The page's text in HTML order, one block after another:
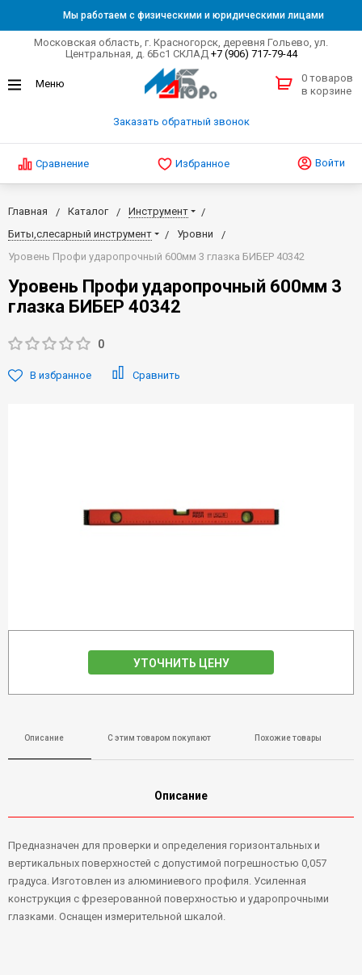
Мы работаем с физическими и юридическими лицами
Московская область, г. Красногорск, деревня Гольево, ул.
Центральная, д. 6Бс1 СКЛАД +7 (906) 717-79-44
Заказать обратный звонок
0 товаров
в корзине
Сравнение Избранное Войти
Главная Каталог
Инструмент
Биты,слесарный инструмент
Уровни
Уровень Профи ударопрочный 600мм 3 глазка БИБЕР 40342
Уровень Профи ударопрочный 600мм 3
глазка БИБЕР 40342
0
В избранное Сравнить
УТОЧНИТЬ ЦЕНУ
Описание С этим товаром покупают Похожие товары
Описание
Предназначен для проверки и определения горизонтальных и
вертикальных поверхностей с допустимой погрешностью 0,057
градуса. Изготовлен из алюминиевого профиля. Усиленная
конструкция с фрезерованной поверхностью и ударопрочными
глазками. Оснащен измерительной шкалой.